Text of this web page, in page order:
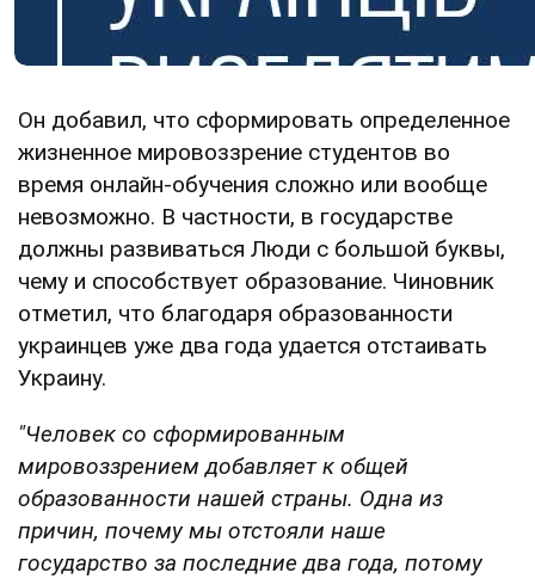
Он добавил, что сформировать определенное
жизненное мировоззрение студентов во
время онлайн-обучения сложно или вообще
невозможно. В частности, в государстве
должны развиваться Люди с большой буквы,
чему и способствует образование. Чиновник
отметил, что благодаря образованности
украинцев уже два года удается отстаивать
Украину.
"Человек со сформированным
мировоззрением добавляет к общей
образованности нашей страны. Одна из
причин, почему мы отстояли наше
государство за последние два года, потому